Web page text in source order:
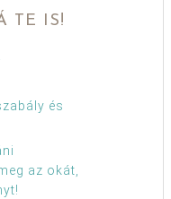
TE IS!
és
az okát,